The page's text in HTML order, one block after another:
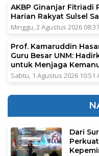
AKBP Ginanjar Fitriadi
Harian Rakyat Sulsel
Minggu, 2 Agustus 2026
Prof. Kamaruddin
Guru Besar UNM:
untuk Menjaga
Sabtu, 1 Agustus 2026 10:51
Dari